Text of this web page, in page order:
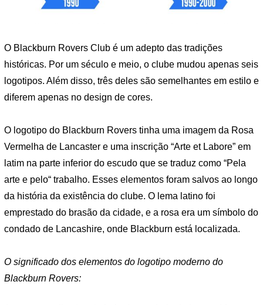
O Blackburn Rovers Club é um adepto das tradições
históricas. Por um século e meio, o clube mudou apenas seis
logotipos. Além disso, três deles são semelhantes em estilo e
diferem apenas no design de cores.
O logotipo do Blackburn Rovers tinha uma imagem da Rosa
Vermelha de Lancaster e uma inscrição “Arte et Labore” em
latim na parte inferior do escudo que se traduz como “Pela
arte e pelo“ trabalho. Esses elementos foram salvos ao longo
da história da existência do clube. O lema latino foi
emprestado do brasão da cidade, e a rosa era um símbolo do
condado de Lancashire, onde Blackburn está localizada.
O significado dos elementos do logotipo moderno do
Blackburn Rovers: